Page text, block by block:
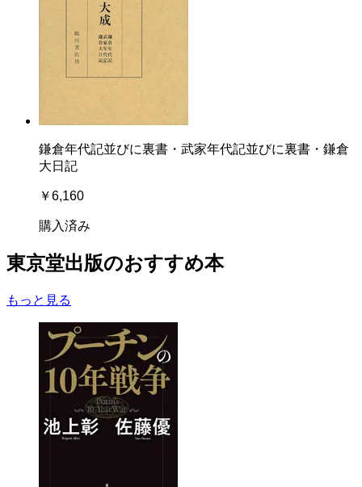
鎌倉年代記並びに裏書・武家年代記並びに裏書・鎌倉
大日記
￥6,160
購入済み
東京堂出版のおすすめ本
もっと見る